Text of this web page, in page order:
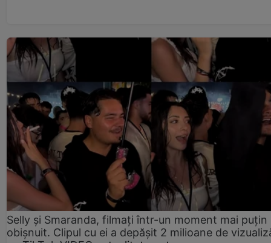
Selly și Smaranda, filmați într-un moment mai puțin
obișnuit. Clipul cu ei a depășit 2 milioane de